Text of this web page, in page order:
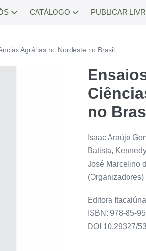
CATÁLOGO PUBLICAR
Agrárias no Nordeste no Brasil
no
Isaac Araújo
Batista,
José Marcelino
(Organizadores)
Editora
ISBN: 978-85-
DOI 10.29327/